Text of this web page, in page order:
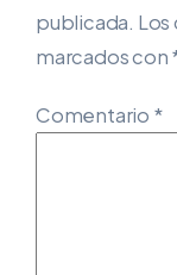
publicada.
marcados con
Comentario *